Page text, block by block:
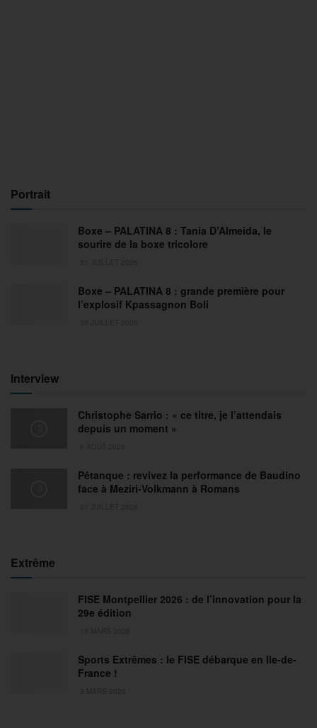
Portrait
Boxe – PALATINA 8 : Tania D’Almeida, le
sourire de la boxe tricolore
Boxe – PALATINA 8 : grande première pour
l’explosif Kpassagnon Boli
Interview
Christophe Sarrio : « ce titre, je l’attendais
depuis un moment »
Pétanque : revivez la performance de Baudino
face à Meziri-Volkmann à Romans
Extrême
FISE Montpellier 2026 : de l’innovation pour la
29e édition
Sports Extrêmes : le FISE débarque en Ile-de-
France !